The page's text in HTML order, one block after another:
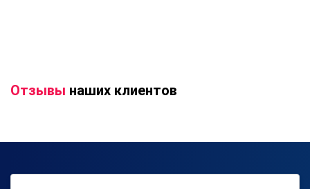
Отзывы наших клиентов